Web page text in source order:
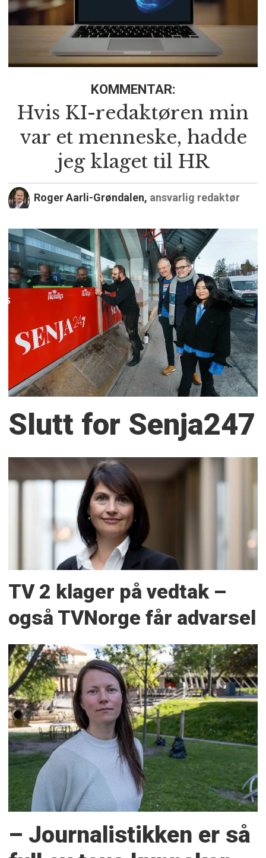
KOMMENTAR:
Hvis KI-redaktøren min
var et menneske, hadde
jeg klaget til HR
Roger Aarli-Grøndalen, ansvarlig redaktør
Slutt for Senja247
TV 2 klager på vedtak –
også TVNorge får advarsel
– Journalistikken er så